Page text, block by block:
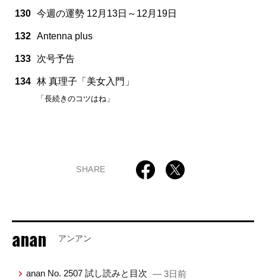
130 今週の運勢 12月13日～12月19日
132 Antenna plus
133 次号予告
134 林 真理子「美女入門」
「長続きのコツはね」
SHARE
anan アンアン
anan No. 2507 試し読みと目次 — 3日前